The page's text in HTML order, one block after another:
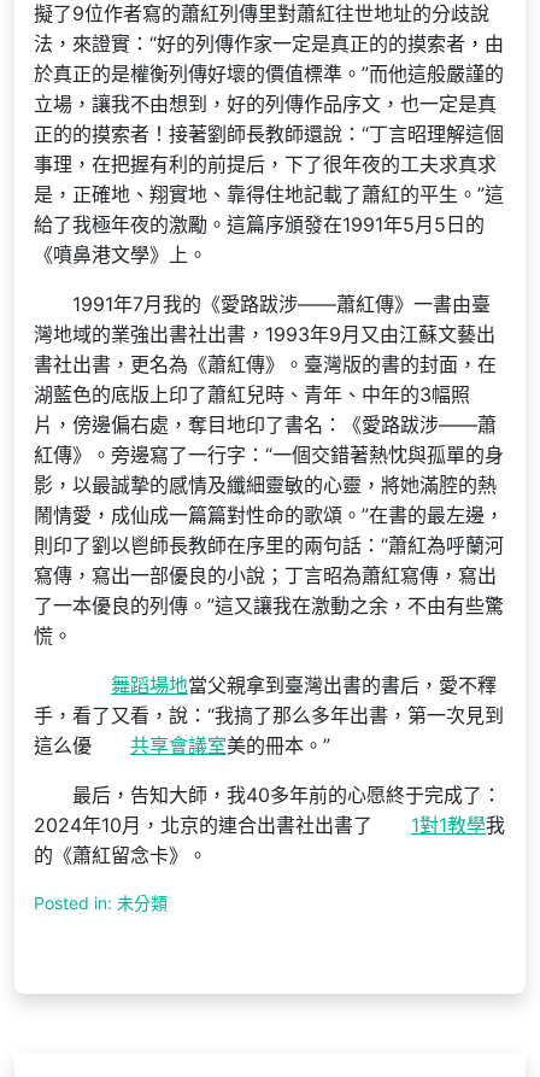
擬了9位作者寫的蕭紅列傳里對蕭紅往世地址的分歧說
法，來證實：“好的列傳作家一定是真正的的摸索者，由
於真正的是權衡列傳好壞的價值標準。”而他這般嚴謹的
立場，讓我不由想到，好的列傳作品序文，也一定是真
正的的摸索者！接著劉師長教師還說：“丁言昭理解這個
事理，在把握有利的前提后，下了很年夜的工夫求真求
是，正確地、翔實地、靠得住地記載了蕭紅的平生。”這
給了我極年夜的激勵。這篇序頒發在1991年5月5日的
《噴鼻港文學》上。
1991年7月我的《愛路跋涉——蕭紅傳》一書由臺
灣地域的業強出書社出書，1993年9月又由江蘇文藝出
書社出書，更名為《蕭紅傳》。臺灣版的書的封面，在
湖藍色的底版上印了蕭紅兒時、青年、中年的3幅照
片，傍邊偏右處，奪目地印了書名：《愛路跋涉——蕭
紅傳》。旁邊寫了一行字：“一個交錯著熱忱與孤單的身
影，以最誠摯的感情及纖細靈敏的心靈，將她滿腔的熱
鬧情愛，成仙成一篇篇對性命的歌頌。”在書的最左邊，
則印了劉以鬯師長教師在序里的兩句話：“蕭紅為呼蘭河
寫傳，寫出一部優良的小說；丁言昭為蕭紅寫傳，寫出
了一本優良的列傳。”這又讓我在激動之余，不由有些驚
慌。
舞蹈場地當父親拿到臺灣出書的書后，愛不釋
手，看了又看，說：“我搞了那么多年出書，第一次見到
這么優
共享會議室美的冊本。”
最后，告知大師，我40多年前的心愿終于完成了：
2024年10月，北京的連合出書社出書了
1對1教學我
的《蕭紅留念卡》。
Posted in: 未分類